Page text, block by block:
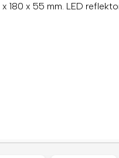
180 x 55 mm. LED